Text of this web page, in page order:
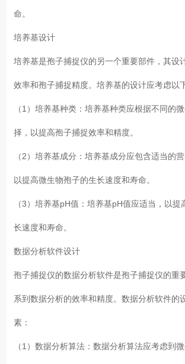
命。
培养基设计
培养基是孢子捕捉仪的另一个重要部件，其设
效率和孢子捕捉精度。培养基的设计应考虑以
（1）培养基种类：培养基种类应根据不同的
择，以提高孢子捕捉效率和精度。
（2）培养基成分：培养基成分应包含适当的
以提高微生物孢子的生长速度和寿命。
（3）培养基pH值：培养基pH值应适当，以提
长速度和寿命。
数据分析软件设计
孢子捕捉仪的数据分析软件是孢子捕捉仪的重
系到数据分析的效率和精度。数据分析软件的
素：
（1）数据分析算法：数据分析算法应考虑到